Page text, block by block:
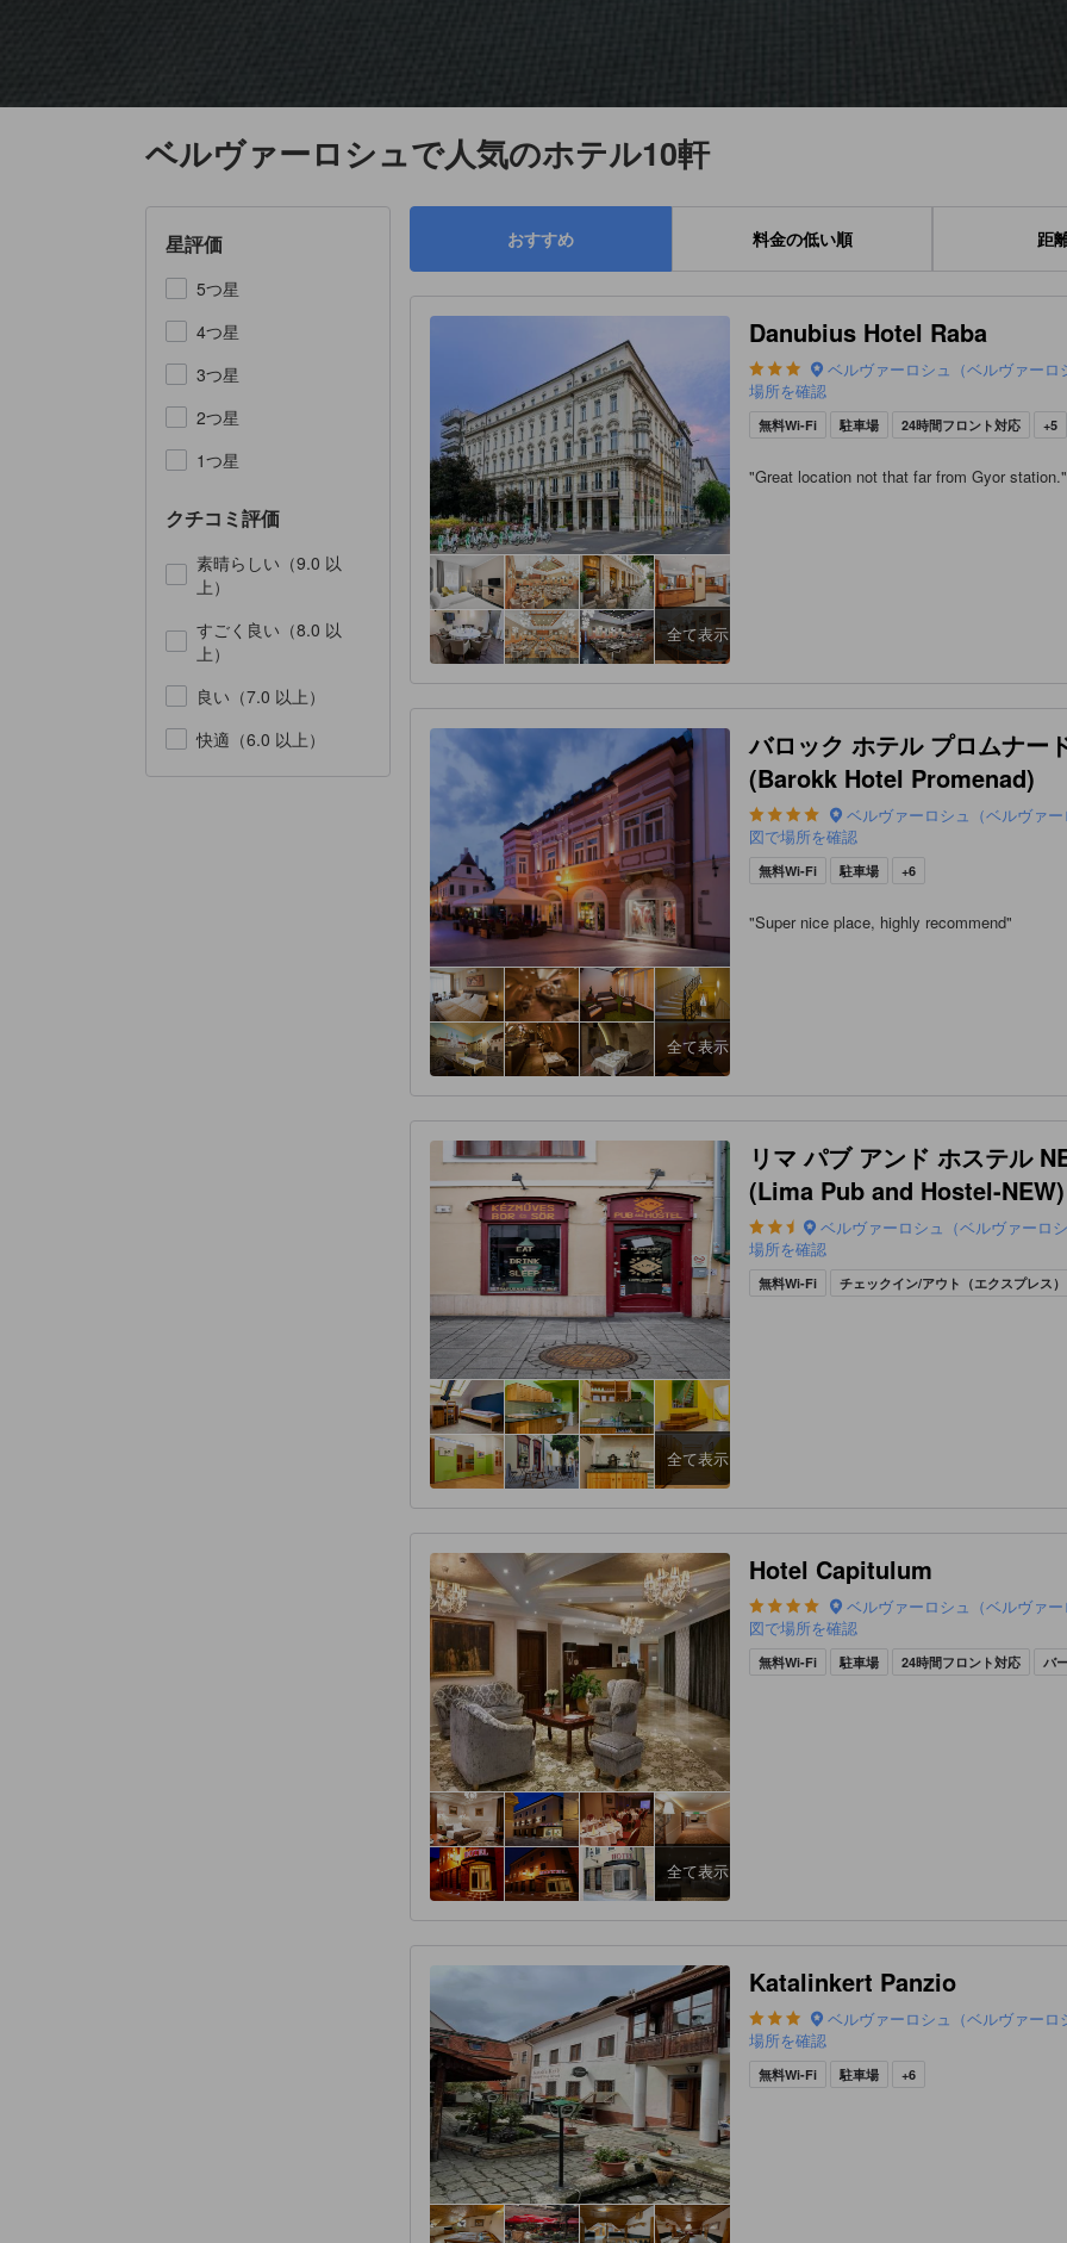
ベルヴァーロシュで人気のホテル10軒
星評価
5つ星
4つ星
3つ星
2つ星
1つ星
クチコミ評価
素晴らしい（9.0 以
上）
すごく良い（8.0 以
上）
良い（7.0 以上）
快適（6.0 以上）
おすすめ 料金の低い順 距
全て表示
Danubius Hotel Raba
ベルヴァーロシュ（ベルヴァーロ
場所を確認
無料Wi-Fi 駐車場 24時間フロント対応 +5
"Great location not that far from Gyor station."
全て表示
バロック ホテル プロムナー
(Barokk Hotel Promenad)
ベルヴァーロシュ（ベルヴァ
図で場所を確認
無料Wi-Fi 駐車場 +6
"Super nice place, highly recommend"
全て表示
リマ パブ アンド ホステル
(Lima Pub and Hostel-NEW)
ベルヴァーロシュ（ベルヴァーロ
場所を確認
無料Wi-Fi チェックイン/アウト（エクスプレス）
全て表示
Hotel Capitulum
ベルヴァーロシュ（ベルヴァ
図で場所を確認
無料Wi-Fi 駐車場 24時間フロント対応 バ
Katalinkert Panzio
ベルヴァーロシュ（ベルヴァーロ
場所を確認
無料Wi-Fi 駐車場 +6